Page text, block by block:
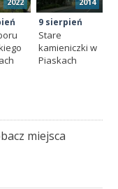
9 sierpień
Stare
kamieniczki w
Piaskach
miejsca